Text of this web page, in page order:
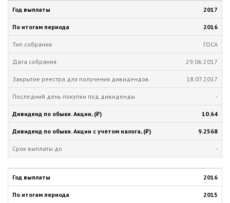
2017
2016
ГОСА
29.06.2017
18.07.2017
-
10.64
9.2568
-
2016
2015